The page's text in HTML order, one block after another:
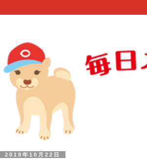
2019年10月22日